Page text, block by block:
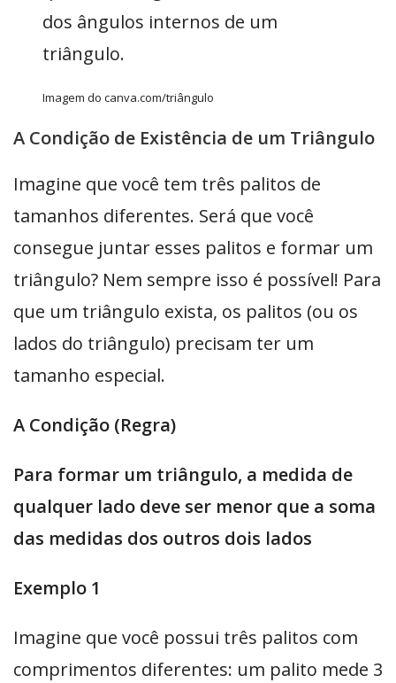
dos ângulos internos de um
triângulo.
Imagem do canva.com/triângulo
A Condição de Existência de um Triângulo
Imagine que você tem três palitos de
tamanhos diferentes. Será que você
consegue juntar esses palitos e formar um
triângulo? Nem sempre isso é possível! Para
que um triângulo exista, os palitos (ou os
lados do triângulo) precisam ter um
tamanho especial.
A Condição (Regra)
Para formar um triângulo, a medida de
qualquer lado deve ser menor que a soma
das medidas dos outros dois lados
Exemplo 1
Imagine que você possui três palitos com
comprimentos diferentes: um palito mede 3